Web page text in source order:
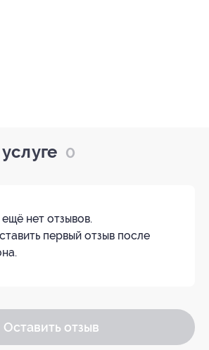
0
нет отзывов.
первый отзыв после
Оставить отзыв